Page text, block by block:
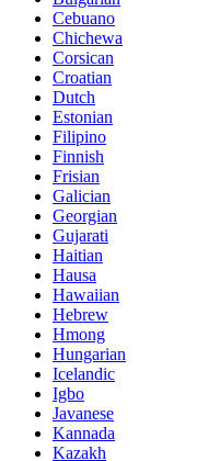
Cebuano
Chichewa
Corsican
Croatian
Dutch
Estonian
Filipino
Finnish
Frisian
Galician
Georgian
Gujarati
Haitian
Hausa
Hawaiian
Hebrew
Hmong
Hungarian
Icelandic
Igbo
Javanese
Kannada
Kazakh